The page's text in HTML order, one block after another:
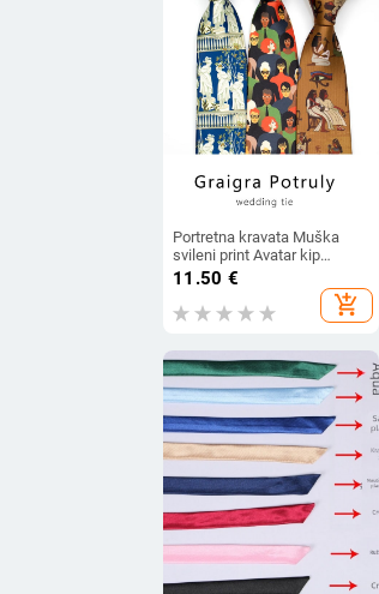
Portretna kravata Muška
svileni print Avatar kip
Vintage Egipat Europski i
američki Zabavna smeđa
Plava Ležerna
11.50 €
add_shopping_cart